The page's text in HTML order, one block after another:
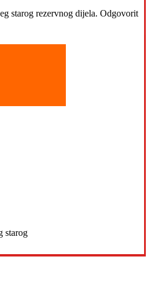
starog rezervnog dijela. Odgovorit
starog